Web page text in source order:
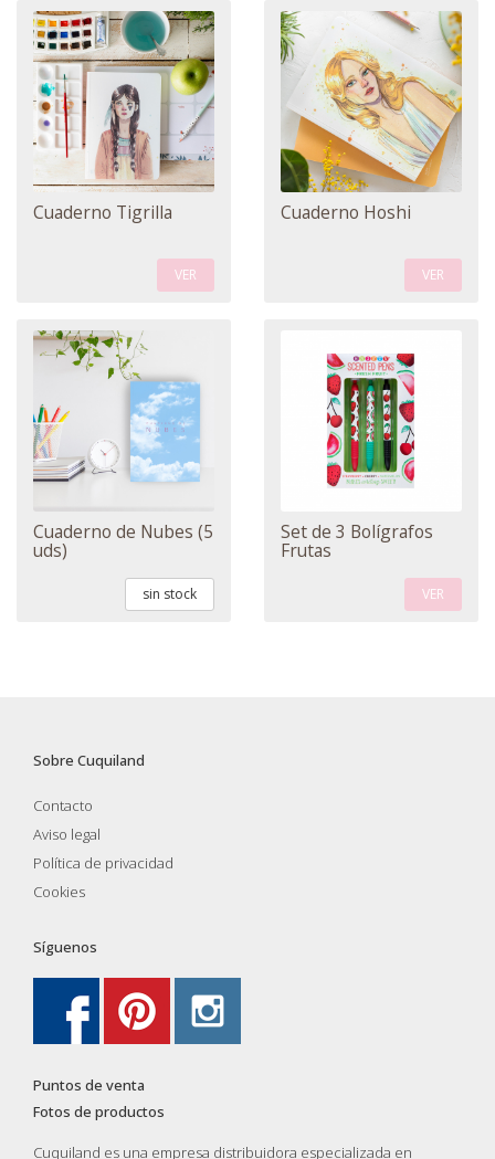
Cuaderno Tigrilla
VER
Cuaderno Hoshi
VER
Cuaderno de Nubes (5
uds)
sin stock
Set de 3 Bolígrafos
Frutas
VER
Sobre Cuquiland
Contacto
Aviso legal
Política de privacidad
Cookies
Síguenos
Puntos de venta
Fotos de productos
Cuquiland es una empresa distribuidora especializada en